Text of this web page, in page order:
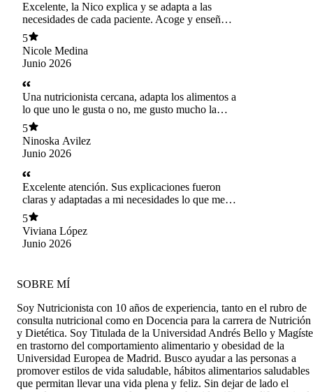
Excelente, la Nico explica y se adapta a las
necesidades de cada paciente. Acoge y enseña
desde la flexibilidad y preferencias alimentarias
de cada persona. Soy vegetariana y siempre me
ha costado mucho encontrar nutris que se
adapten y acojan mis elecciones alimentarias. La
Nico es lo mejor en estos casos, me ha ayudado
mucho.
5
Nicole Medina
Junio 2026
Una nutricionista cercana, adapta los alimentos a
lo que uno le gusta o no, me gusto mucho la
consulta, totalmente recomendada
5
Ninoska Avilez
Junio 2026
Excelente atención. Sus explicaciones fueron
claras y adaptadas a mi necesidades lo que me
ha dejado segura de poder iniciar con
entusiasmo mi proceso. He recibido un trato
respetuoso y paciente frente a mis dudas y
necesidades.
5
Viviana López
Junio 2026
SOBRE MÍ
Soy Nutricionista con 10 años de experiencia, tanto en el rubro de
consulta nutricional como en Docencia para la carrera de Nutrición
y Dietética. Soy Titulada de la Universidad Andrés Bello y
en trastorno del comportamiento alimentario y obesidad de la
Universidad Europea de Madrid. Busco ayudar a las personas a
promover estilos de vida saludable, hábitos alimentarios saludables
que permitan llevar una vida plena y feliz. Sin dejar de lado el